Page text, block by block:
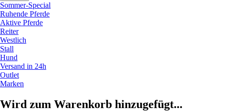
Sommer-Special
Ruhende Pferde
Aktive Pferde
Reiter
Westlich
Stall
Hund
Versand in 24h
Outlet
Marken
Wird zum Warenkorb hinzugefügt...